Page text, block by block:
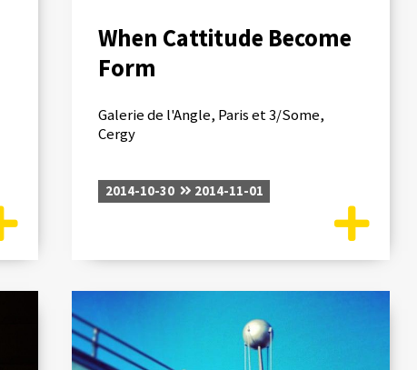
When Cattitude Become
Form
Galerie de l'Angle, Paris et 3/Some,
Cergy
2014-10-30 2014-11-01